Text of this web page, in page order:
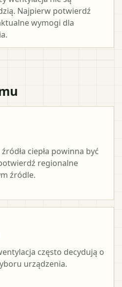
Najpierw potwierdź
wymogi dla
ciepła powinna być
regionalne
źródle.
często decydują o
urządzenia.